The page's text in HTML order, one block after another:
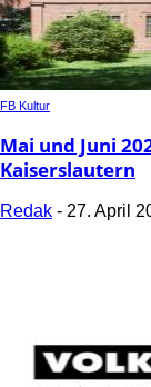
FB Kultur
Mai und Juni
Kaiserslautern
Redak - 27. April